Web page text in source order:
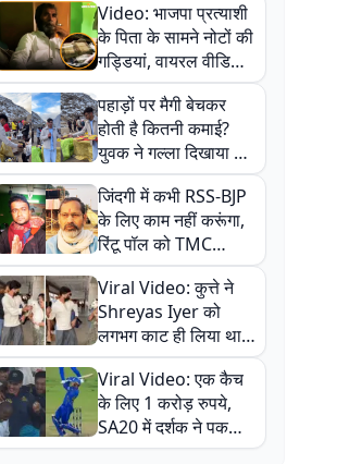
Video: भाजपा प्रत्याशी
के पिता के सामने नोटों की
गड्डियां, वायरल वीडियो
से राजनीति में उबाल,
अजित महतो बोले- TMC
की गंदी चाल
पहाड़ों पर मैगी बेचकर
होती है कितनी कमाई?
युवक ने गल्ला दिखाया तो
नौकरी वालों के खड़े हो गए
कान
जिंदगी में कभी RSS-BJP
के लिए काम नहीं करूंगा,
रिंटू पॉल को TMC
ऑफिस में ले जाकर पीटा,
Video वायरल
Viral Video: कुत्ते ने
Shreyas Iyer को
लगभग काट ही लिया था,
न्यूजीलैंड सीरीज से पहले
बाल-बाल बचे
Viral Video: एक कैच
के लिए 1 करोड़ रुपये,
SA20 में दर्शक ने पकड़ा
एक हाथ से गजब का कैच